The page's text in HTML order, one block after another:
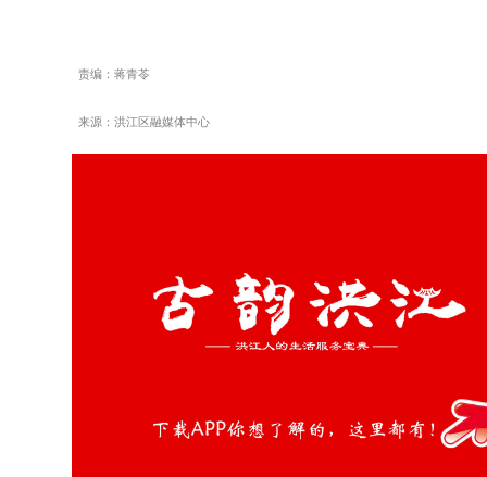
责编：蒋青苓
来源：洪江区融媒体中心